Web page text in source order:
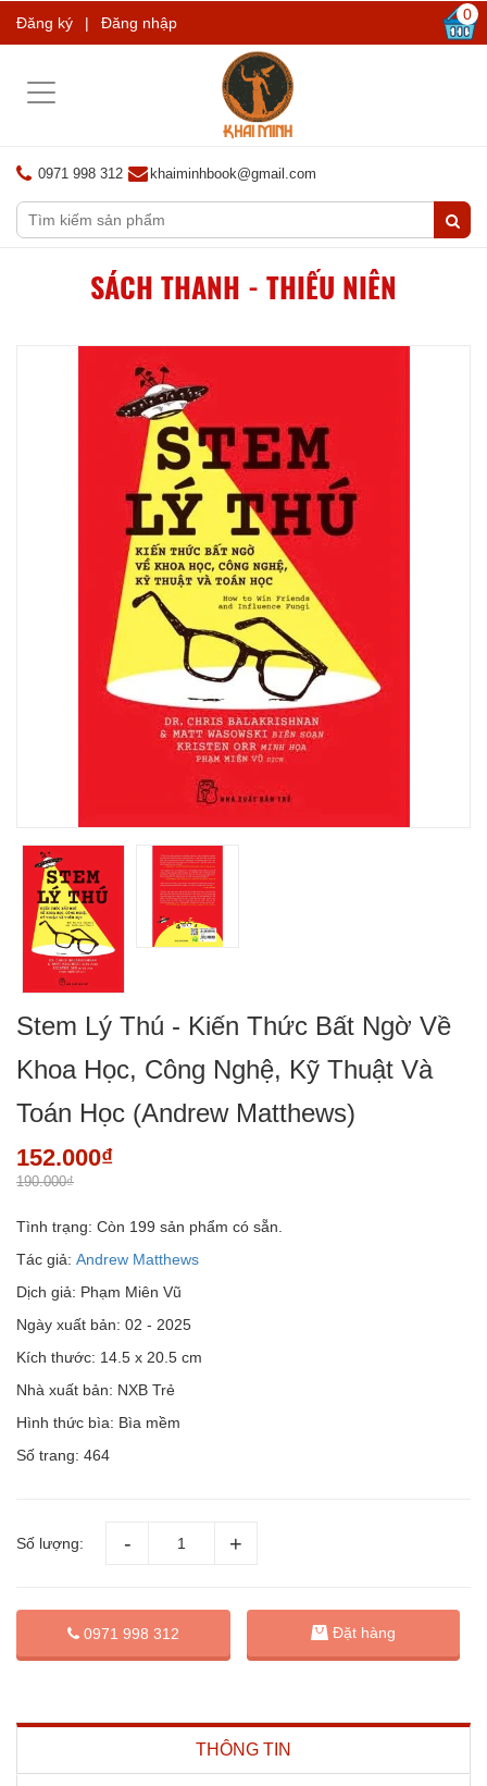
Đăng ký | Đăng nhập 0
Toggle
0971 998 312 khaiminhbook@gmail.com
SÁCH THANH - THIẾU NIÊN
Stem Lý Thú - Kiến Thức Bất Ngờ Về
Khoa Học, Công Nghệ, Kỹ Thuật Và
Toán Học (Andrew Matthews)
152.000₫
190.000₫
Tình trạng: Còn 199 sản phẩm có sẵn.
Tác giả: Andrew Matthews
Dịch giả: Phạm Miên Vũ
Ngày xuất bản: 02 - 2025
Kích thước: 14.5 x 20.5 cm
Nhà xuất bản: NXB Trẻ
Hình thức bìa: Bìa mềm
Số trang: 464
Số lượng:
0971 998 312 Đặt hàng
THÔNG TIN